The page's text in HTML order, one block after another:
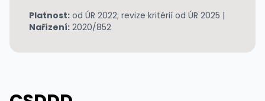
Platnost: od ÚR 2022; revize kritérií od ÚR 2025 |
Nařízení: 2020/852